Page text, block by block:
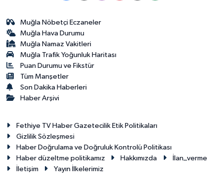
Muğla Nöbetçi Eczaneler
Muğla Hava Durumu
Muğla Namaz Vakitleri
Muğla Trafik Yoğunluk Haritası
Puan Durumu ve Fikstür
Tüm Manşetler
Son Dakika Haberleri
Haber Arşivi
Fethiye TV Haber Gazetecilik Etik Politikaları
Gizlilik Sözleşmesi
Haber Doğrulama ve Doğruluk Kontrolü Politikası
Haber düzeltme politikamız
Hakkımızda
İlan_verme
İletişim
Yayın İlkelerimiz